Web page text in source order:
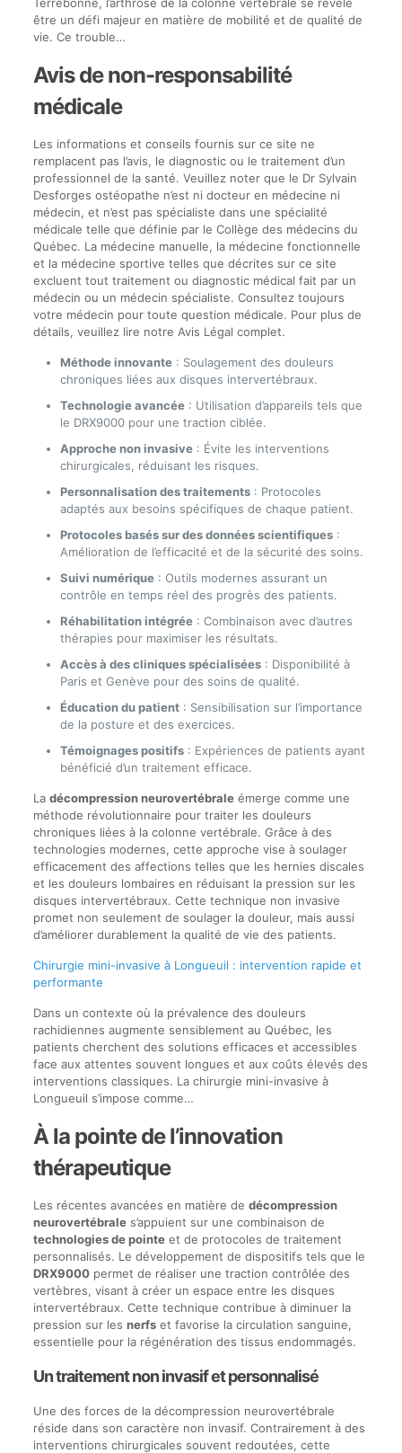
être un défi majeur en matière de mobilité et de qualité de
vie. Ce trouble…
Avis de non-responsabilité
médicale
Les informations et conseils fournis sur ce site ne
remplacent pas l’avis, le diagnostic ou le traitement d’un
professionnel de la santé. Veuillez noter que le Dr Sylvain
Desforges ostéopathe n’est ni docteur en médecine ni
médecin, et n’est pas spécialiste dans une spécialité
médicale telle que définie par le Collège des médecins du
Québec. La médecine manuelle, la médecine fonctionnelle
et la médecine sportive telles que décrites sur ce site
excluent tout traitement ou diagnostic médical fait par un
médecin ou un médecin spécialiste. Consultez toujours
votre médecin pour toute question médicale. Pour plus de
détails, veuillez lire notre Avis Légal complet.
Méthode innovante: Soulagement des douleurs
chroniques liées aux disques intervertébraux.
Technologie avancée: Utilisation d’appareils tels que
le DRX9000 pour une traction ciblée.
Approche non invasive: Évite les interventions
chirurgicales, réduisant les risques.
Personnalisation des traitements: Protocoles
adaptés aux besoins spécifiques de chaque patient.
Protocoles basés sur des données scientifiques:
Amélioration de l’efficacité et de la sécurité des soins.
Suivi numérique: Outils modernes assurant un
contrôle en temps réel des progrès des patients.
Réhabilitation intégrée: Combinaison avec d’autres
thérapies pour maximiser les résultats.
Accès à des cliniques spécialisées: Disponibilité à
Paris et Genève pour des soins de qualité.
Éducation du patient: Sensibilisation sur l’importance
de la posture et des exercices.
Témoignages positifs: Expériences de patients ayant
bénéficié d’un traitement efficace.
La décompression neurovertébraleémerge comme une
méthode révolutionnaire pour traiter les douleurs
chroniques liées à la colonne vertébrale. Grâce à des
technologies modernes, cette approche vise à soulager
efficacement des affections telles que les hernies discales
et les douleurs lombaires en réduisant la pression sur les
disques intervertébraux. Cette technique non invasive
promet non seulement de soulager la douleur, mais aussi
d’améliorer durablement la qualité de vie des patients.
Chirurgie mini-invasive à Longueuil : intervention rapide et
performante
Dans un contexte où la prévalence des douleurs
rachidiennes augmente sensiblement au Québec, les
patients cherchent des solutions efficaces et accessibles
face aux attentes souvent longues et aux coûts élevés des
interventions classiques. La chirurgie mini-invasive à
Longueuil s’impose comme…
À la pointe de l’innovation
thérapeutique
Les récentes avancées en matière de décompression
neurovertébrales’appuient sur une combinaison de
technologies de pointeet de protocoles de traitement
personnalisés. Le développement de dispositifs tels que le
DRX9000permet de réaliser une traction contrôlée des
vertèbres, visant à créer un espace entre les disques
intervertébraux. Cette technique contribue à diminuer la
pression sur les nerfset favorise la circulation sanguine,
essentielle pour la régénération des tissus endommagés.
Un traitement non invasif et personnalisé
Une des forces de la décompression neurovertébrale
réside dans son caractère non invasif. Contrairement à des
interventions chirurgicales souvent redoutées, cette